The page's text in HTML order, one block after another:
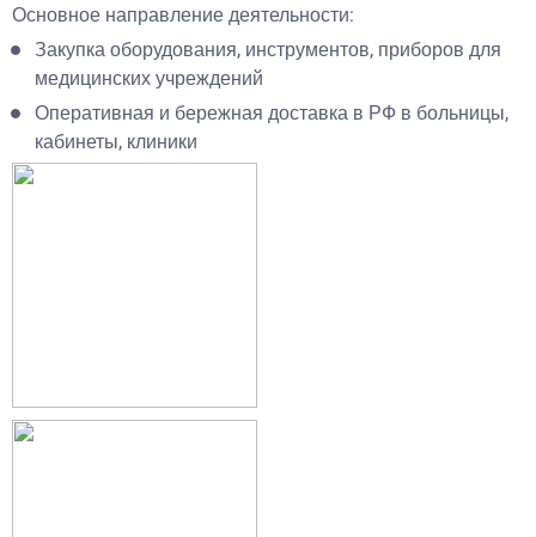
Основное направление деятельности:
Закупка оборудования, инструментов, приборов для
медицинских учреждений
Оперативная и бережная доставка в РФ в больницы,
кабинеты, клиники